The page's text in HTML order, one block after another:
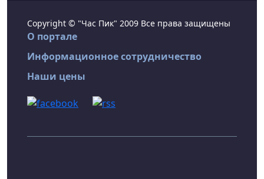
Copyright © "Час Пик" 2009 Все права защищены
О портале
Информационное сотрудничество
Наши цены